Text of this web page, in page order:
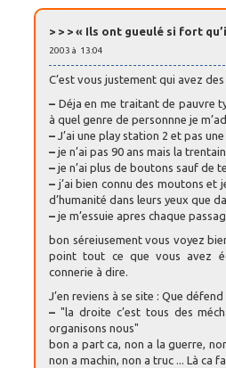
> > > « Ils ont gueulé si fort
2003 à 13:04
C’est vous justement qui avez
– Déja en me traitant de pauvre
à quel genre de personnne je
– J’ai une play station 2 et pas
– je n’ai pas 90 ans mais la
– je n’ai plus de boutons sauf de
– j’ai bien connu des moutons et
d’humanité dans leurs yeux que
– je m’essuie apres chaque
bon séreiusement vous voyez
point tout ce que vous avez
connerie à dire.
J’en reviens à se site : Que
– "la droite c’est tous des
organisons nous"
bon a part ca, non a la guerre,
non a machin, non a truc ... Là ca